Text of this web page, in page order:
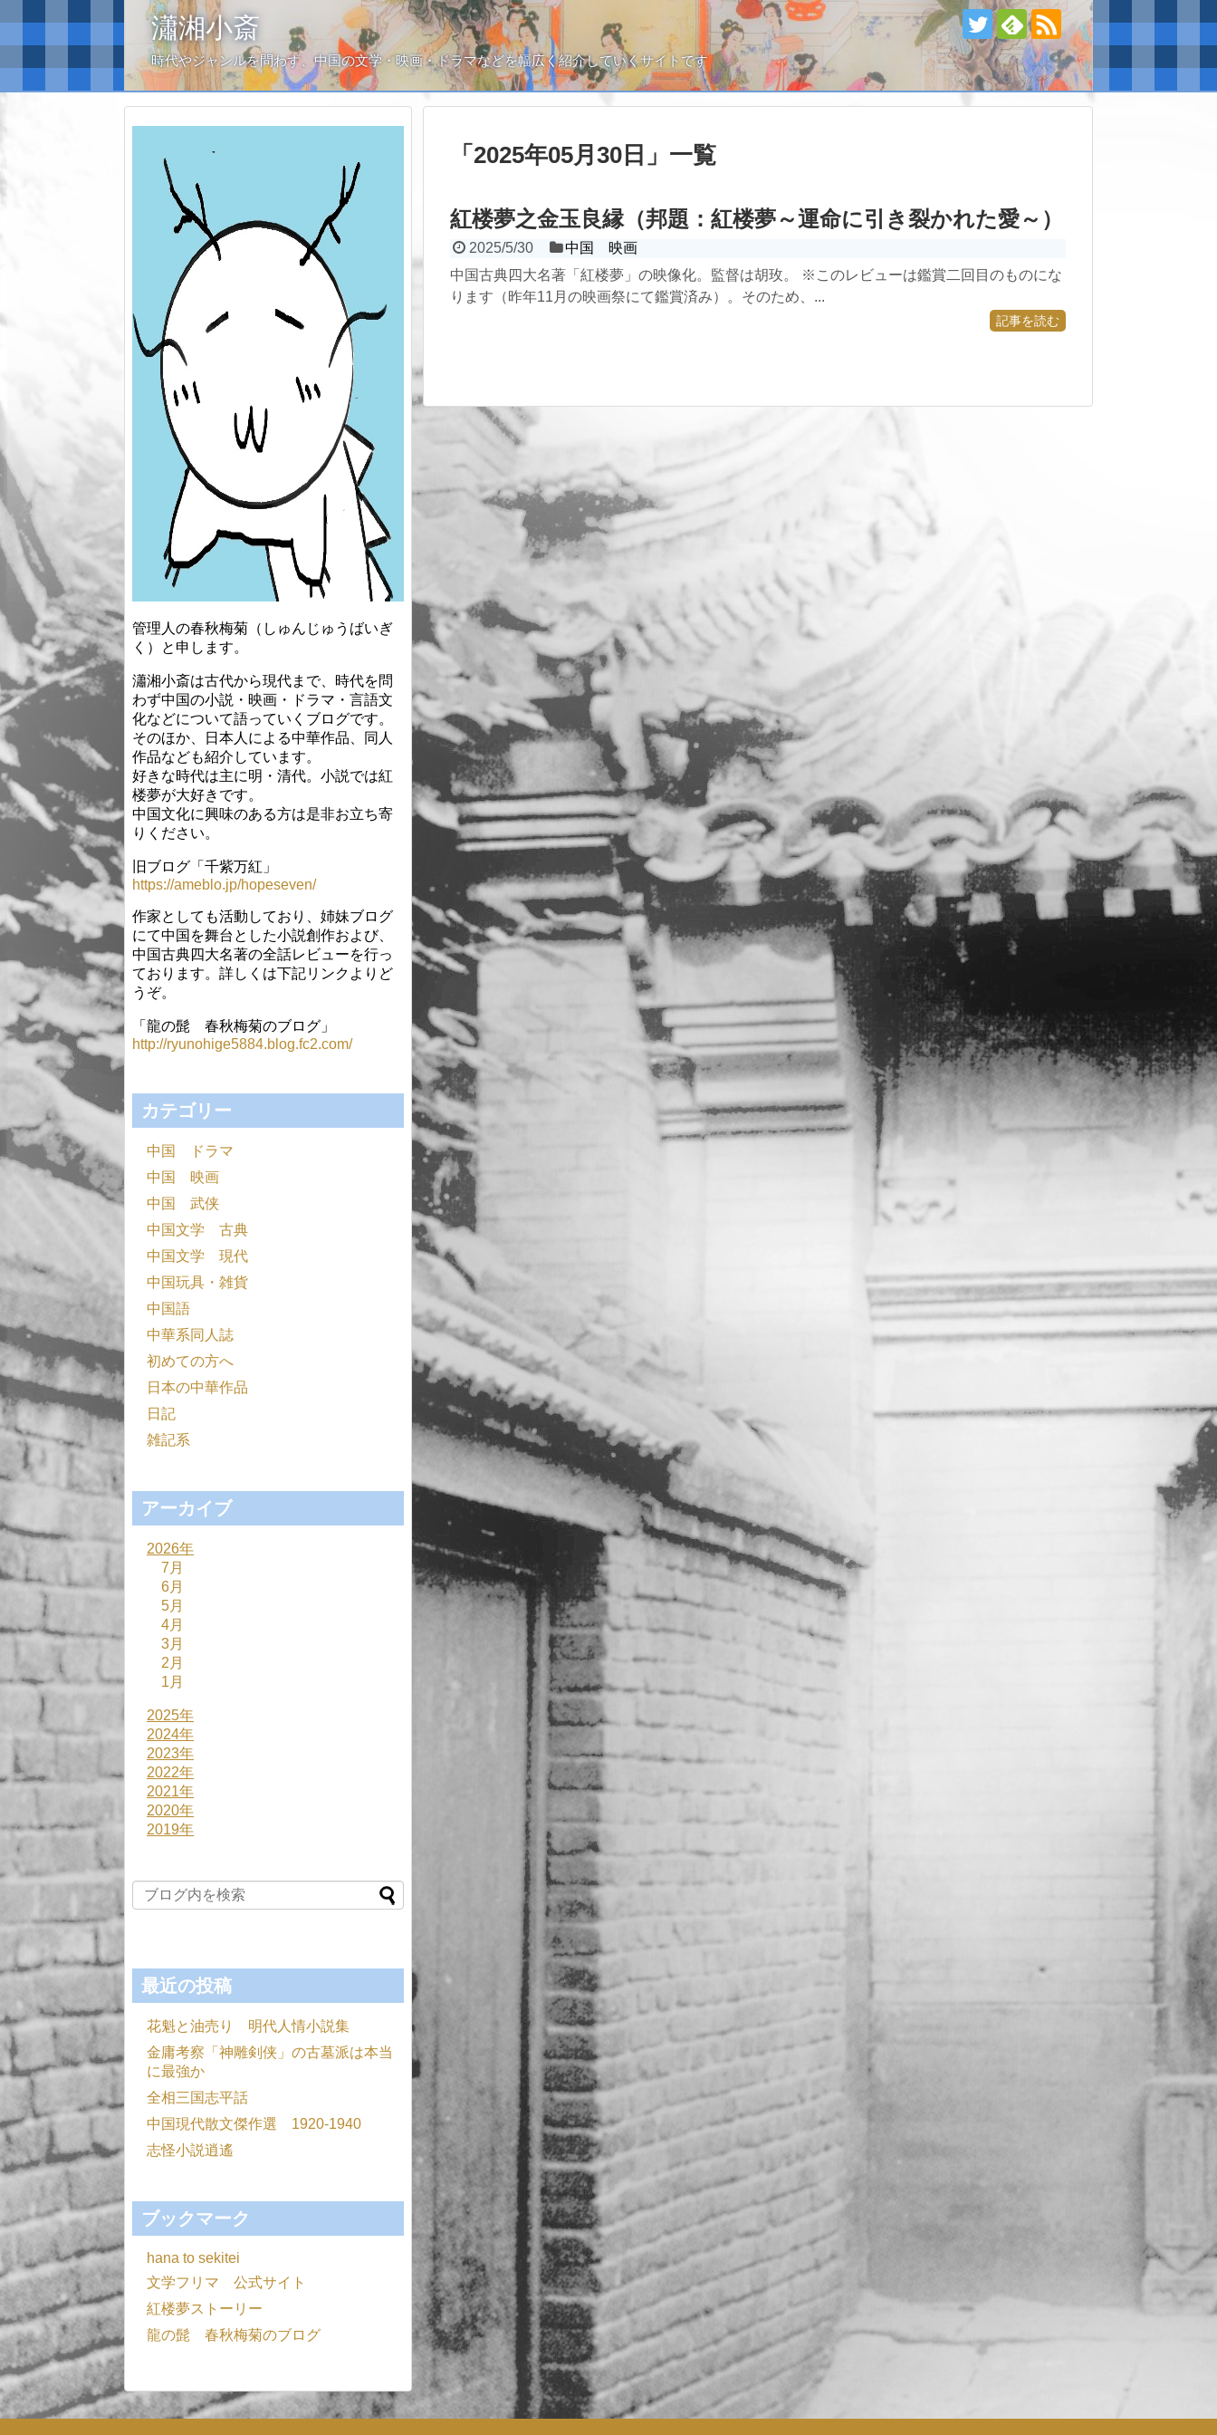
瀟湘小斎
時代やジャンルを問わず、中国の文学・映画・ドラマなどを幅広く紹介していくサイトです
「 2025年05月30日 」 一覧
紅楼夢之金玉良縁（邦題：紅楼夢～運命に引き裂かれた愛～）
2025/5/30
中国 映画
中国古典四大名著「紅楼夢」の映像化。監督は胡玫。 ※このレビューは鑑賞二回目のものにな
ります（昨年11月の映画祭にて鑑賞済み）。そのため、...
記事を読む
管理人の春秋梅菊（しゅんじゅうばいぎ
く）と申します。
瀟湘小斎は古代から現代まで、時代を問
わず中国の小説・映画・ドラマ・言語文
化などについて語っていくブログです。
そのほか、日本人による中華作品、同人
作品なども紹介しています。
好きな時代は主に明・清代。小説では紅
楼夢が大好きです。
中国文化に興味のある方は是非お立ち寄
りください。
旧ブログ「千紫万紅」
https://ameblo.jp/hopeseven/
作家としても活動しており、姉妹ブログ
にて中国を舞台とした小説創作および、
中国古典四大名著の全話レビューを行っ
ております。詳しくは下記リンクよりど
うぞ。
「龍の髭 春秋梅菊のブログ」
http://ryunohige5884.blog.fc2.com/
カテゴリー
中国 ドラマ
中国 映画
中国 武侠
中国文学 古典
中国文学 現代
中国玩具・雑貨
中国語
中華系同人誌
初めての方へ
日本の中華作品
日記
雑記系
アーカイブ
2026年
7月
6月
5月
4月
3月
2月
1月
2025年
2024年
2023年
2022年
2021年
2020年
2019年
最近の投稿
花魁と油売り 明代人情小説集
金庸考察「神雕剣侠」の古墓派は本当
に最強か
全相三国志平話
中国現代散文傑作選 1920-1940
志怪小説逍遙
ブックマーク
hana to sekitei
文学フリマ 公式サイト
紅楼夢ストーリー
龍の髭 春秋梅菊のブログ